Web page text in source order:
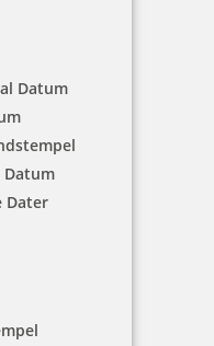
Datum
Datum
Dater